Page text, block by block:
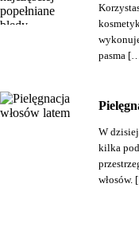
pasma
W
kilka